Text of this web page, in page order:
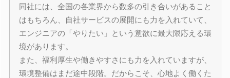
同社には、全国の各業界から数多の引き合いがあること
はもちろん、自社サービスの展開にも力を入れていて、
エンジニアの「やりたい」という意欲に最大限応える環
境があります。
また、福利厚生や働きやすさにも力を入れていますが、
環境整備はまだ途中段階。だからこそ、心地よく働くた